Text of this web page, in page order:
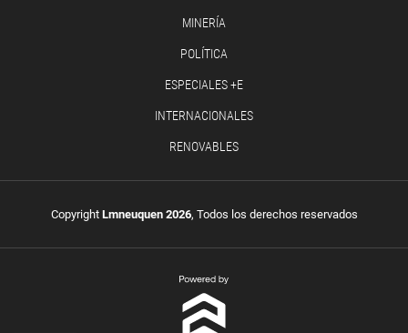
MINERÍA
POLÍTICA
ESPECIALES +E
INTERNACIONALES
RENOVABLES
Copyright Lmneuquen 2026, Todos los derechos reservados